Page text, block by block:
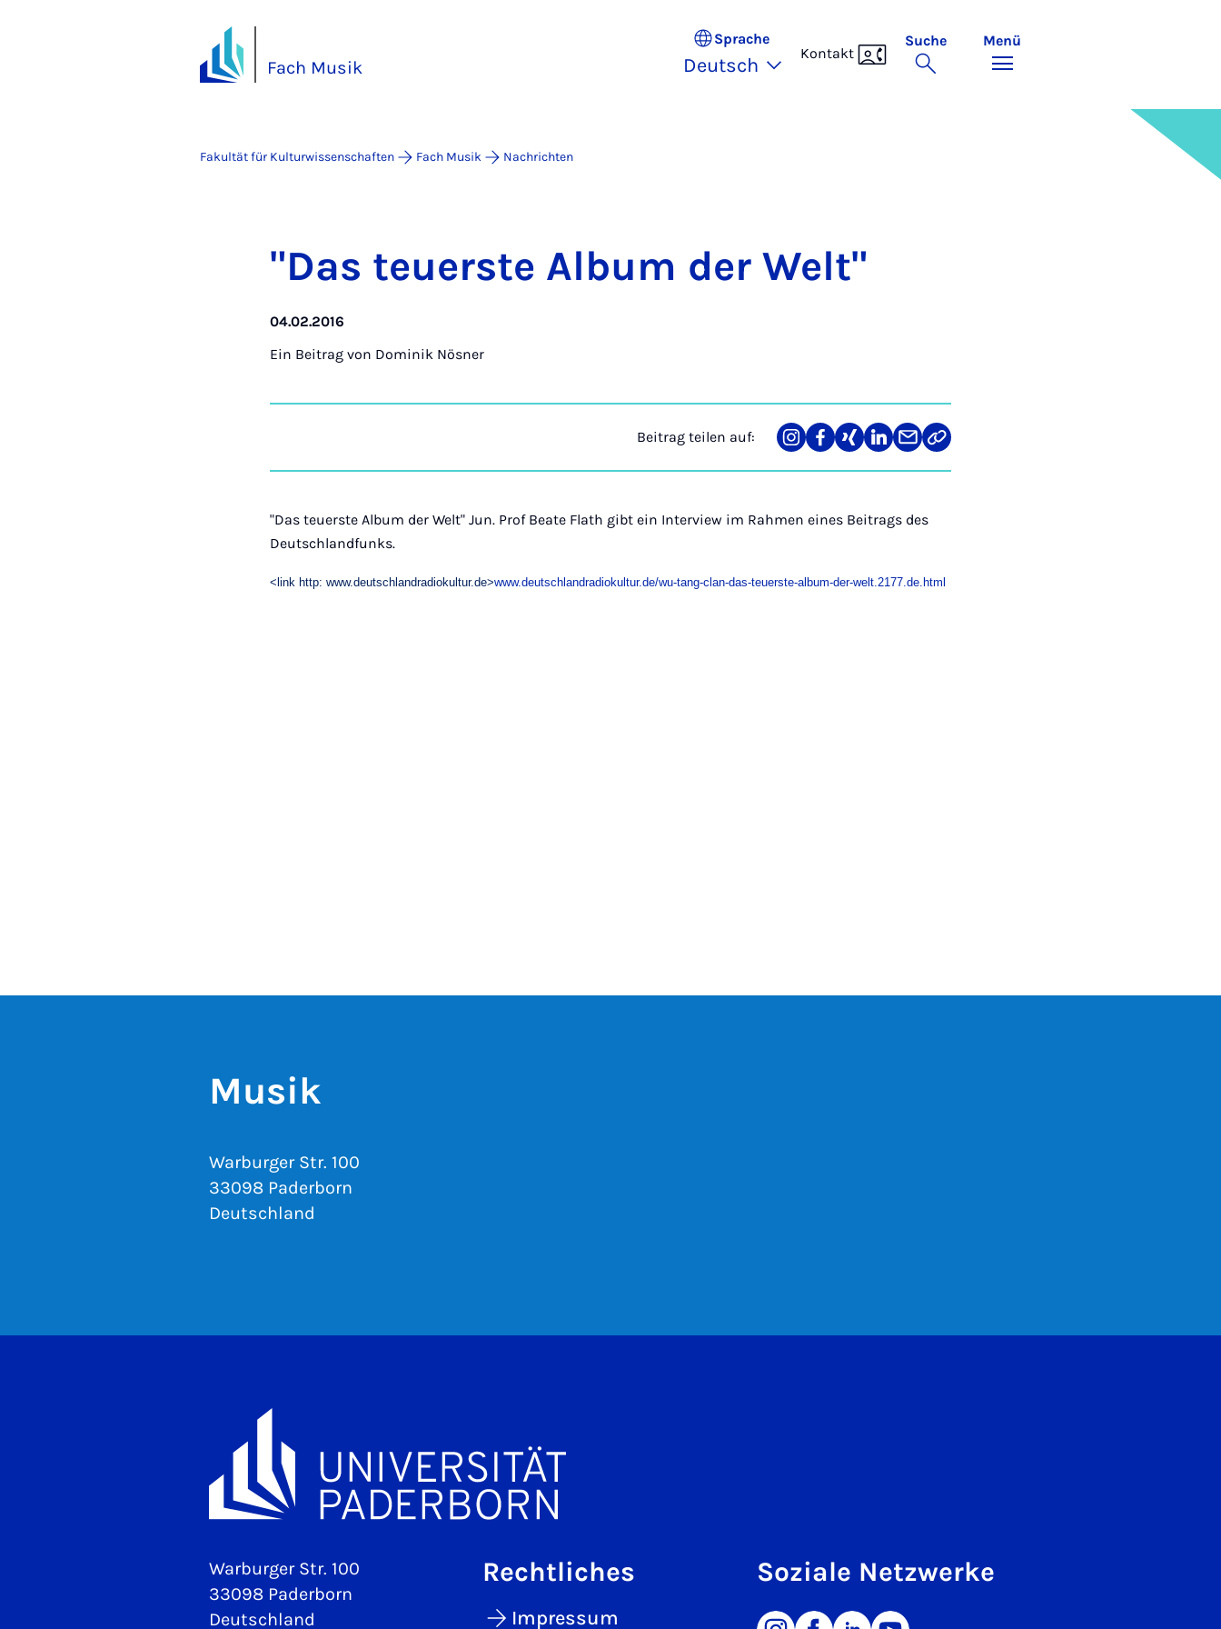
Fach Musik
Sprache
Deutsch
Kontakt
Suche Menü
Fakultät für Kulturwissenschaften Fach Musik Nachrichten
"Das teu­ers­te Al­bum der Welt"
04.02.2016
Ein Beitrag von Dominik Nösner
Beitrag teilen auf:
Teilen
auf
Teilen
auf
Teilen
auf
Teilen
auf
Teilen
über
Mail
Link
kopieren
"Das teuerste Album der Welt" Jun. Prof Beate Flath gibt ein Interview im Rahmen eines Beitrags des
Deutschlandfunks.
<link http: www.deutschlandradiokultur.de>www.deutschlandradiokultur.de/wu-tang-clan-das-teuerste-album-der-welt.2177.de.html
Musik
Warburger Str. 100
33098 Paderborn
Deutschland
Warburger Str. 100
33098 Paderborn
Deutschland
Rechtliches
Impressum
Soziale Netzwerke